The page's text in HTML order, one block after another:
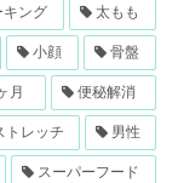
キング 太もも
小顔 骨盤
月 便秘解消
トレッチ 男性
スーパーフード